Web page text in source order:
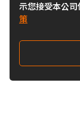
示您接受本公
策